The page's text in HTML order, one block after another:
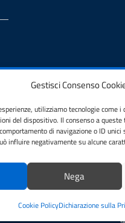
Gestisci Consenso
utilizziamo tecnologie come
del dispositivo. Il consenso a
di navigazione o ID
influire negativamente su alcune
Nega
Cookie PolicyDichiarazione sulla